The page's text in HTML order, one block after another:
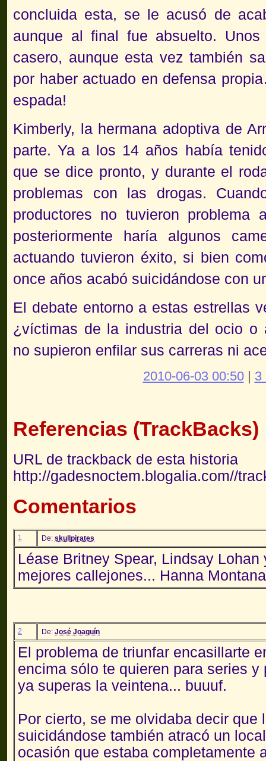
concluida esta, se le acusó de
aunque al final fue absuelto.
casero, aunque esta vez también
por haber actuado en defensa
espada!
Kimberly, la hermana adoptiva de
parte. Ya a los 14 años había
que se dice pronto, y durante el
problemas con las drogas.
productores no tuvieron problema
posteriormente haría algunos
actuando tuvieron éxito, si bien
once años acabó suicidándose con
El debate entorno a estas estrellas
¿víctimas de la industria del ocio o
no supieron enfilar sus carreras ni
2010-06-03 00:50| 3
Referencias (TrackBacks)
URL de trackback de esta historia
http://gadesnoctem.blogalia.com//
Comentarios
1 De: skullpirates
Léase Britney Spear, Lindsay
mejores callejones... Hanna
2 De: José Joaquín
El problema de triunfar encasillarte
encima sólo te quieren para series
ya superas la veintena... buuuf.
Por cierto, se me olvidaba decir que
suicidándose también atracó un
ocasión que estaba completamente